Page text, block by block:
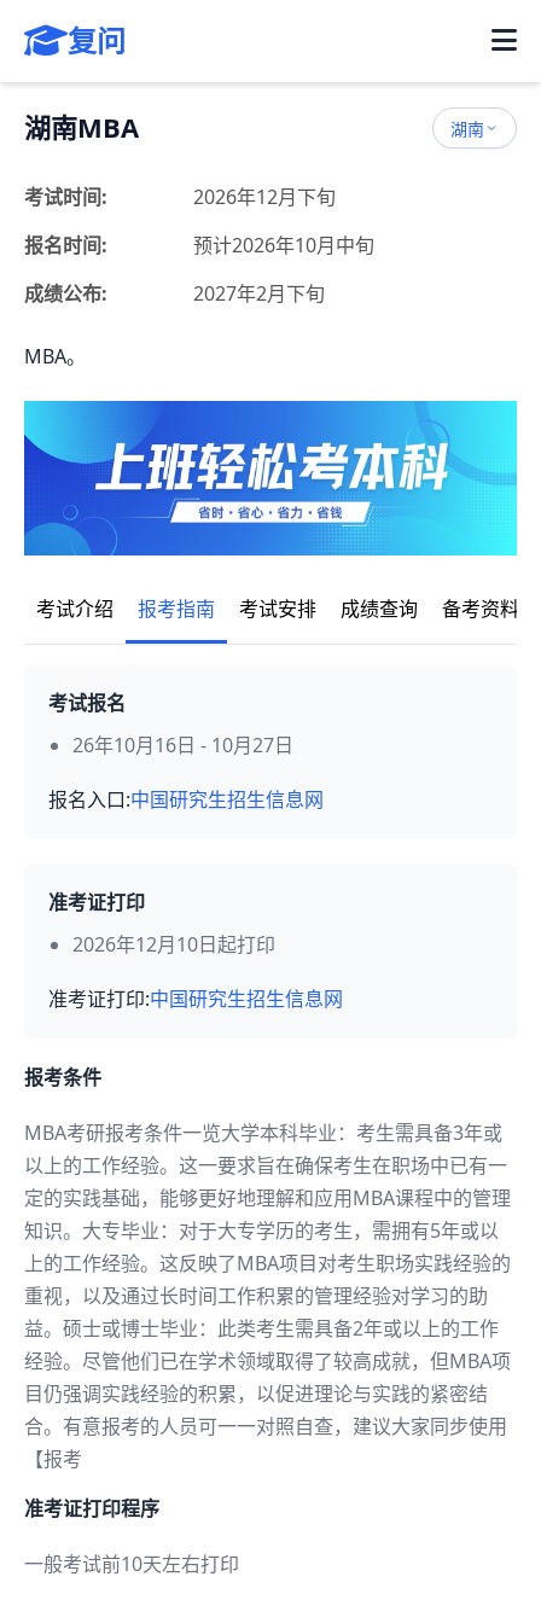
复问
湖南MBA 湖南
考试时间:
2026年12月下旬
报名时间:
预计2026年10月中旬
成绩公布:
2027年2月下旬
MBA。
考试介绍 报考指南 考试安排 成绩查询 备考资料
考试报名
26年10月16日 - 10月27日
报名入口:中国研究生招生信息网
准考证打印
2026年12月10日起打印
准考证打印:中国研究生招生信息网
报考条件
MBA考研报考条件一览大学本科毕业：考生需具备3年或
以上的工作经验。这一要求旨在确保考生在职场中已有一
定的实践基础，能够更好地理解和应用MBA课程中的管理
知识。大专毕业：对于大专学历的考生，需拥有5年或以
上的工作经验。这反映了MBA项目对考生职场实践经验的
重视，以及通过长时间工作积累的管理经验对学习的助
益。硕士或博士毕业：此类考生需具备2年或以上的工作
经验。尽管他们已在学术领域取得了较高成就，但MBA项
目仍强调实践经验的积累，以促进理论与实践的紧密结
合。有意报考的人员可一一对照自查，建议大家同步使用
【报考
准考证打印程序
一般考试前10天左右打印